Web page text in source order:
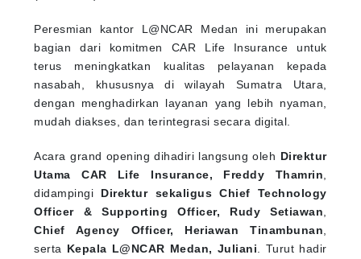
Peresmian kantor L@NCAR Medan ini merupakan
bagian dari komitmen CAR Life Insurance untuk
terus meningkatkan kualitas pelayanan kepada
nasabah, khususnya di wilayah Sumatra Utara,
dengan menghadirkan layanan yang lebih nyaman,
mudah diakses, dan terintegrasi secara digital.
Acara grand opening dihadiri langsung oleh Direktur
Utama CAR Life Insurance, Freddy Thamrin
didampingi Direktur sekaligus Chief Technology
Officer & Supporting Officer, Rudy Setiawan
Chief Agency Officer, Heriawan Tinambunan
serta Kepala L@NCAR Medan, Juliani . Turut hadir